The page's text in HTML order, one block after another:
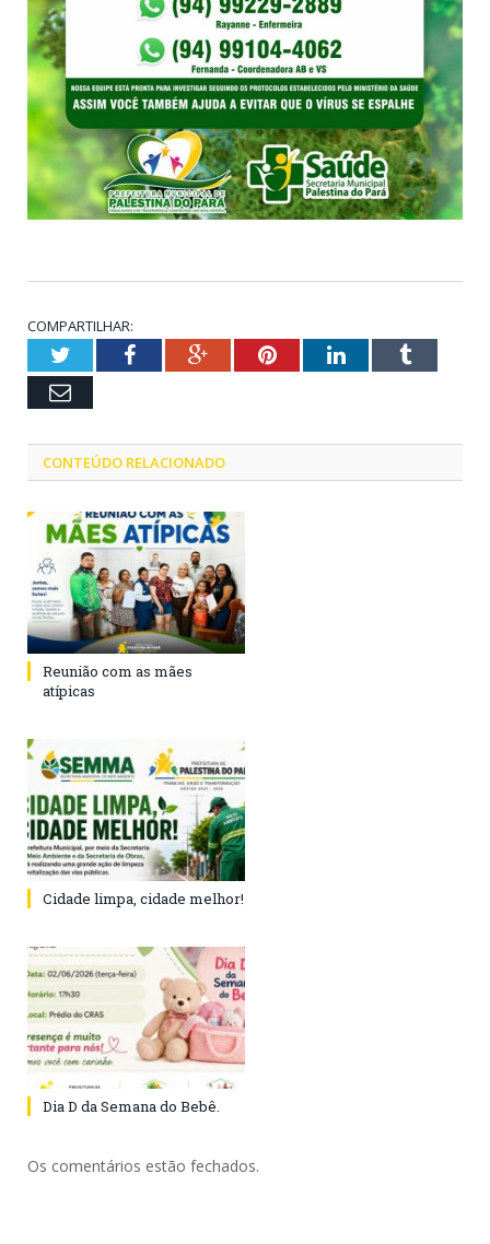
COMPARTILHAR:
TwitterFacebookGoogle+PinterestLinkedInTumblr
Email
CONTEÚDO RELACIONADO
Reunião com as mães
atípicas
Cidade limpa, cidade melhor!
Dia D da Semana do Bebê.
Os comentários estão fechados.